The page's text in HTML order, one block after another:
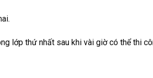
lớp thứ nhất sau khi vài giờ có thể thi